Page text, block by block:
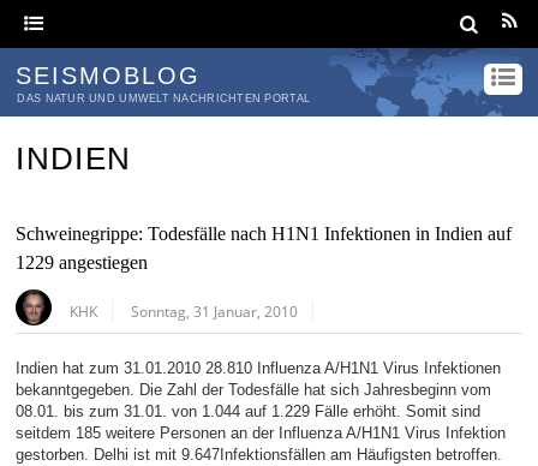
SEISMOBLOG
DAS NATUR UND UMWELT NACHRICHTEN PORTAL
INDIEN
Schweinegrippe: Todesfälle nach H1N1 Infektionen in Indien auf
1229 angestiegen
KHK Sonntag, 31 Januar, 2010
Indien hat zum 31.01.2010 28.810 Influenza A/H1N1 Virus Infektionen
bekanntgegeben. Die Zahl der Todesfälle hat sich Jahresbeginn vom
08.01. bis zum 31.01. von 1.044 auf 1.229 Fälle erhöht. Somit sind
seitdem 185 weitere Personen an der Influenza A/H1N1 Virus Infektion
gestorben. Delhi ist mit 9.647Infektionsfällen am Häufigsten betroffen.